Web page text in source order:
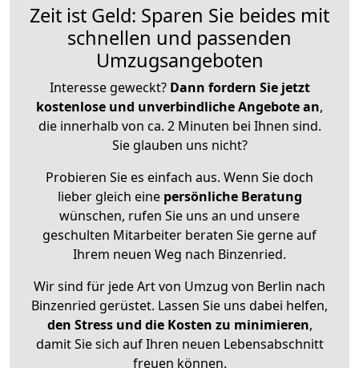
Zeit ist Geld: Sparen Sie beides mit
schnellen und passenden
Umzugsangeboten
Interesse geweckt? Dann fordern Sie jetzt
kostenlose und unverbindliche Angebote an,
die innerhalb von ca. 2 Minuten bei Ihnen sind.
Sie glauben uns nicht?
Probieren Sie es einfach aus. Wenn Sie doch
lieber gleich eine persönliche Beratung
wünschen, rufen Sie uns an und unsere
geschulten Mitarbeiter beraten Sie gerne auf
Ihrem neuen Weg nach Binzenried.
Wir sind für jede Art von Umzug von Berlin nach
Binzenried gerüstet. Lassen Sie uns dabei helfen,
den Stress und die Kosten zu minimieren,
damit Sie sich auf Ihren neuen Lebensabschnitt
freuen können.